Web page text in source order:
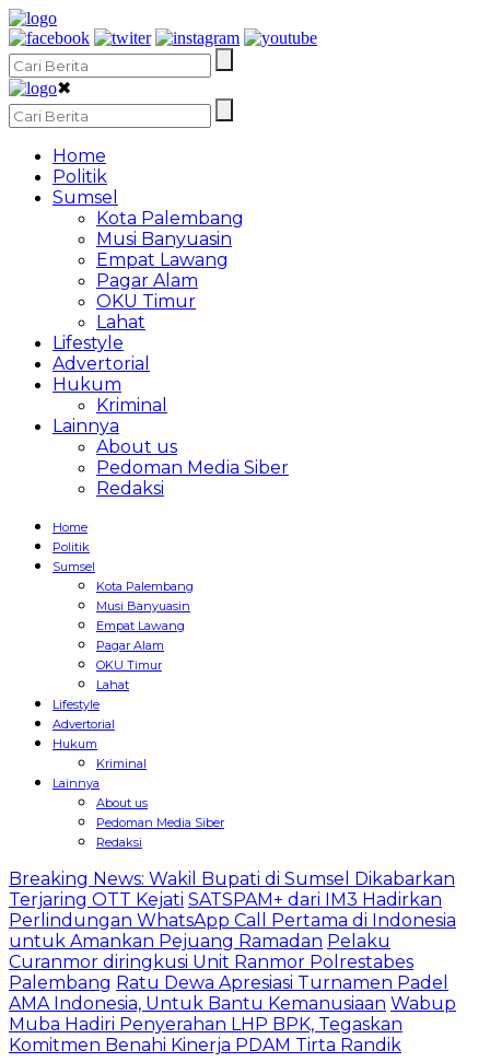
✖
Home
Politik
Sumsel
Kota Palembang
Musi Banyuasin
Empat Lawang
Pagar Alam
OKU Timur
Lahat
Lifestyle
Advertorial
Hukum
Kriminal
Lainnya
About us
Pedoman Media Siber
Redaksi
Home
Politik
Sumsel
Kota Palembang
Musi Banyuasin
Empat Lawang
Pagar Alam
OKU Timur
Lahat
Lifestyle
Advertorial
Hukum
Kriminal
Lainnya
About us
Pedoman Media Siber
Redaksi
Breaking News: Wakil Bupati di Sumsel Dikabarkan
Terjaring OTT Kejati SATSPAM+ dari IM3 Hadirkan
Perlindungan WhatsApp Call Pertama di Indonesia
untuk Amankan Pejuang Ramadan Pelaku
Curanmor diringkusi Unit Ranmor Polrestabes
Palembang Ratu Dewa Apresiasi Turnamen Padel
AMA Indonesia, Untuk Bantu Kemanusiaan Wabup
Muba Hadiri Penyerahan LHP BPK, Tegaskan
Komitmen Benahi Kinerja PDAM Tirta Randik